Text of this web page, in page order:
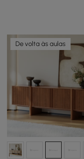
De volta às aulas